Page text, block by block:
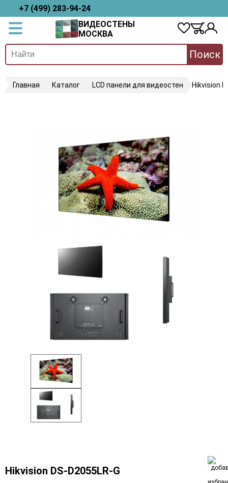
+7 (499) 283-94-24
ВИДЕОСТЕНЫ
МОСКВА
Поиск
Главная Каталог LCD панели для видеостен Hikvision
Hikvision DS-D2055LR-G